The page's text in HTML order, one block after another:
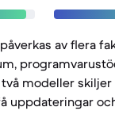
av flera
modeller
uppdateringar